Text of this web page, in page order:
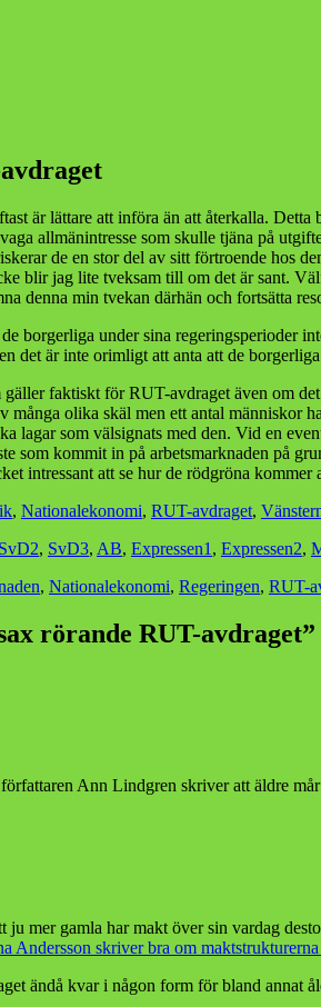
är lättare att införa än att återkalla.
allmänintresse som skulle tjäna på
de en stor del av sitt förtroende hos
blir jag lite tveksam till om det är sant.
denna min tvekan därhän och fortsätta
borgerliga under sina regeringsperioder
det är inte orimligt att anta att de
faktiskt för RUT-avdraget även om
olika skäl men ett antal människor
lagar som välsignats med den. Vid en
som kommit in på arbetsmarknaden på
intressant att se hur de rödgröna kommer
, Nationalekonomi, RUT-avdraget,
SvD2, SvD3, AB, Expressen1 , Expressen2,
, Nationalekonomi, Regeringen, RUT-
rörande RUT-avdraget”
Ann Lindgren skriver att äldre
ju mer gamla har makt över sin vardag
Andersson skriver bra om
ändå kvar i någon form för bland annat